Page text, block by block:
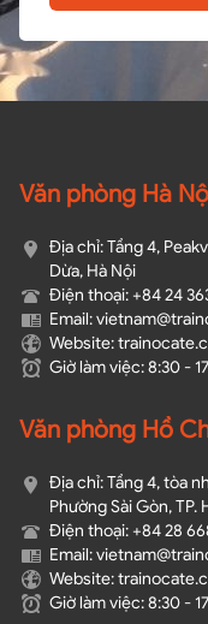
Văn phòng Hà
Địa chỉ: Tầng 4,
Dừa, Hà Nội
Điện thoại: +84 24
Email:
Website:
Giờ làm việc: 8:30 -
Văn phòng Hồ
Địa chỉ: Tầng 4, tòa
Phường Sài Gòn, TP.
Điện thoại: +84 28
Email:
Website:
Giờ làm việc: 8:30 -